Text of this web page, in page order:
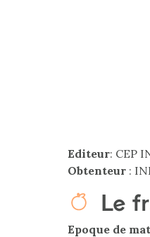
Editeur: CEP
Obtenteur :
Le
Epoque de